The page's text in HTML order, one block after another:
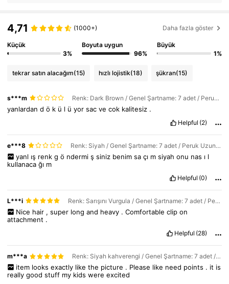
4,71 (1000+) Daha fazla göster
Küçük
3%
Boyuta uygun
96%
Büyük
1%
tekrar satın alacağım(15) hızlı lojistik(18) şükran(15)
s***m Renk: Dark Brown / Genel Şartname: 7 adet / Peruk Uzunluğu: 30 inch
yanlardandö k ü l üyorsacvecok kalitesiz .
Helpful (2)
e***8 Renk: Siyah / Genel Şartname: 7 adet / Peruk Uzunluğu: 24 inch
yanl ış renk g ö ndermi ş siniz benim sa çı m siyah onu nas ı l
kullanacağı m
Helpful (0)
L***i Renk: Sarışını Vurgula / Genel Şartname: 7 adet / Peruk Uzunluğu: 30 inch
Nice hair , super long and heavy . Comfortable clip on
attachment .
Helpful (28)
m***a Renk: Siyah kahverengi / Genel Şartname: 7 adet / Peruk Uzunluğu: 30 inch
item looks exactly like the picture . Please like need points . it is
reallygoodstuff my kidswereexcited